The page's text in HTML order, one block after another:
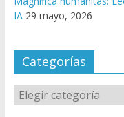
IA 29 mayo, 2026
Categorías